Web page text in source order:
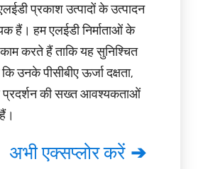
प्रकाश उत्पादों के उत्पादन
हैं। हम एलईडी निर्माताओं के
करते हैं ताकि यह सुनिश्चित
उनके पीसीबीए ऊर्जा दक्षता,
प्रदर्शन की सख्त आवश्यकताओं
अभी एक्सप्लोर करें